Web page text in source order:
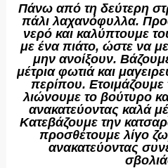
Πάνω από τη δεύτερη
πάλι λαχανόφυλλα.
νερό και καλύπτουμε
με ένα πιάτο, ώστε να
μην ανοίξουν.
μέτρια φωτιά και
περίπου.
λιώνουμε το βούτυρο
ανακατεύοντας καλά
Κατεβάζουμε την
προσθέτουμε λίγο
ανακατεύοντας